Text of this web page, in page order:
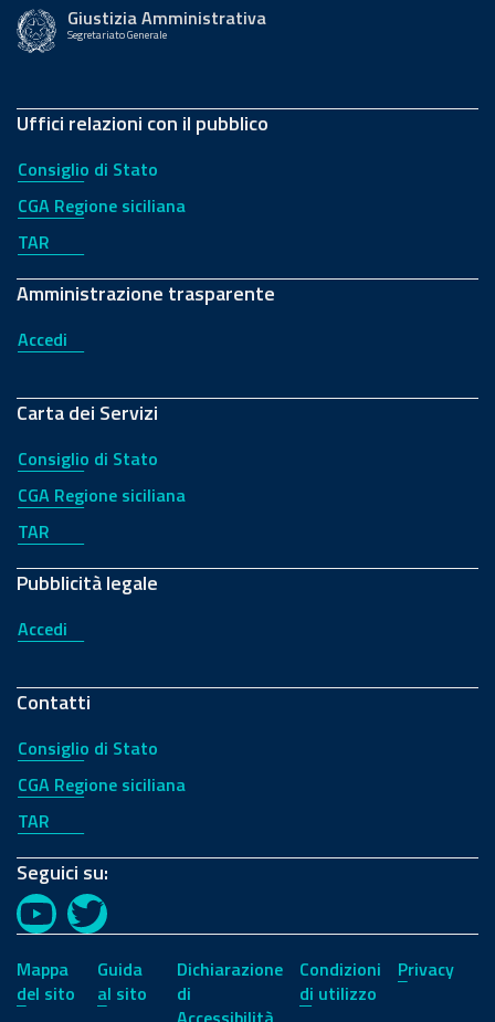
Giustizia Amministrativa
Segretariato Generale
Uffici relazioni con il pubblico
Consiglio di Stato
CGA Regione siciliana
TAR
Amministrazione trasparente
Accedi
Carta dei Servizi
Consiglio di Stato
CGA Regione siciliana
TAR
Pubblicità legale
Accedi
Contatti
Consiglio di Stato
CGA Regione siciliana
TAR
Seguici su:
YouTubeTwitter
Mappa
del sito
Guida
al sito
Dichiarazione
di
Condizioni
di utilizzo
Privacy